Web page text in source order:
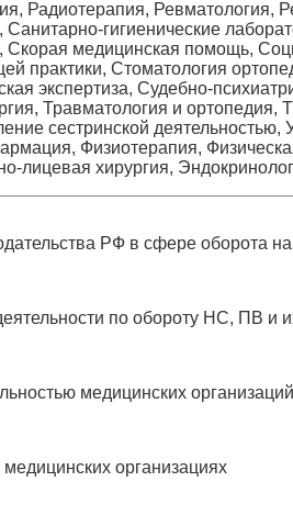
Радиотерапия, Ревматология,
гигиенические
Скорая медицинская помощь,
практики, Стоматология
экспертиза, Судебно-
Травматология и ортопедия,
сестринской деятельностью,
Физиотерапия,
лицевая хирургия,
РФ в сфере оборота
по обороту НС, ПВ и
медицинских
организациях